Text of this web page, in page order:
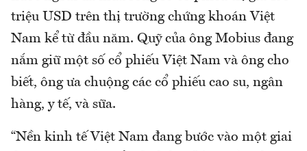
triệu USD trên thị trường chứng khoán Việt
Nam kể từ đầu năm. Quỹ của ông Mobius đang
nắm giữ một số cổ phiếu Việt Nam và ông cho
biết, ông ưa chuộng các cổ phiếu cao su, ngân
hàng, y tế, và sữa.
“Nền kinh tế Việt Nam đang bước vào một giai